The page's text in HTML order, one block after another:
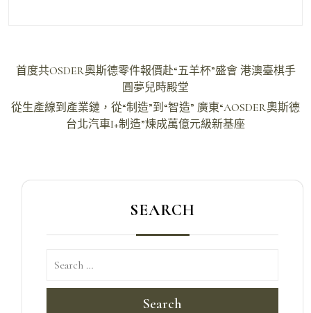
文
導
首度共OSDER奧斯德零件報價赴“五羊杯”盛會 港澳臺棋手
圓夢兒時殿堂
從生產線到產業鏈，從“制造”到“智造” 廣東“AOSDER奧斯德
台北汽車I+制造”煉成萬億元級新基座
SEARCH
Search